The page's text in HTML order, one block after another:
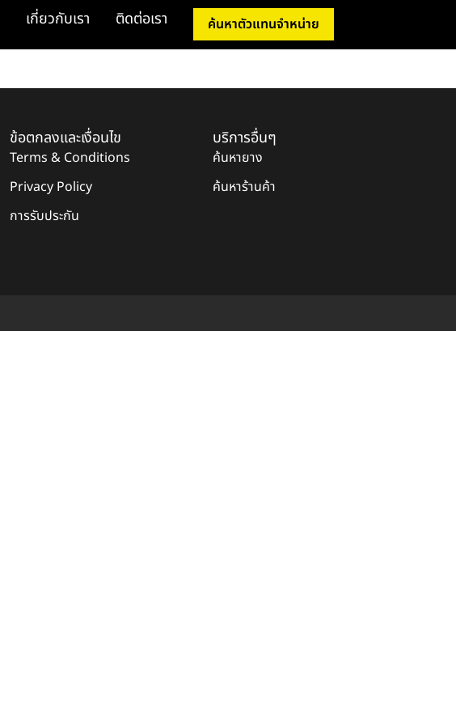
เกี่ยวกับเรา ติดต่อเรา ค้นหาตัวแทนจำหน่าย
ข้อตกลงและเงื่อนไข
Terms & Conditions
Privacy Policy
การรับประกัน
บริการอื่นๆ
ค้นหายาง
ค้นหาร้านค้า